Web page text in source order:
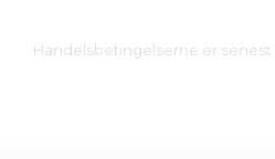
Handelsbetingelserne er